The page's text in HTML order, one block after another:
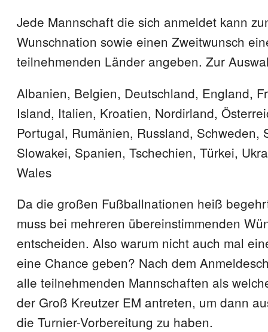
Jede Mannschaft die sich anmeldet kann
Wunschnation sowie einen Zweitwunsch
teilnehmenden Länder angeben. Zur
Albanien, Belgien, Deutschland, England,
Island, Italien, Kroatien, Nordirland,
Portugal, Rumänien, Russland, Schweden,
Slowakei, Spanien, Tschechien, Türkei,
Wales
Da die großen Fußballnationen heiß
muss bei mehreren übereinstimmenden
entscheiden. Also warum nicht auch mal
eine Chance geben? Nach dem
alle teilnehmenden Mannschaften als
der Groß Kreutzer EM antreten, um dann
die Turnier-Vorbereitung zu haben.